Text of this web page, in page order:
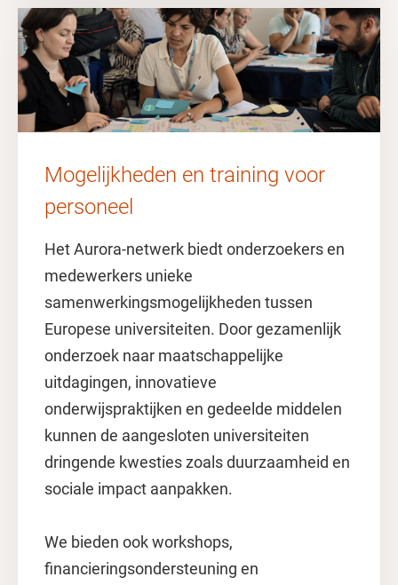
Mogelijkheden en training voor
personeel
Het Aurora-netwerk biedt onderzoekers en
medewerkers unieke
samenwerkingsmogelijkheden tussen
Europese universiteiten. Door gezamenlijk
onderzoek naar maatschappelijke
uitdagingen, innovatieve
onderwijspraktijken en gedeelde middelen
kunnen de aangesloten universiteiten
dringende kwesties zoals duurzaamheid en
sociale impact aanpakken.
We bieden ook workshops,
financieringsondersteuning en